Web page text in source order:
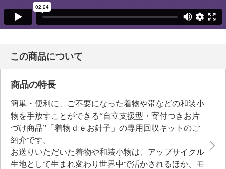
この商品について
商品の特長
簡単・便利に、ご不要になった着物や帯などの和装小
物を手放すことができる“自立支援型・寄付つきお片
づけ商品”「着物ｄｅお針子」の専用回収キットのご
紹介です。
お送りいただいた着物や和装小物は、アップサイクル
生地として生まれ変わり世界中で活かされるほか、モ